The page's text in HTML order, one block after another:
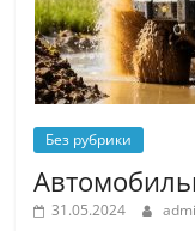
Без рубрики
31.05.2024